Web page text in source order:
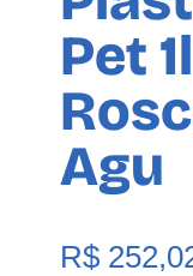
Pet
Agu
R$